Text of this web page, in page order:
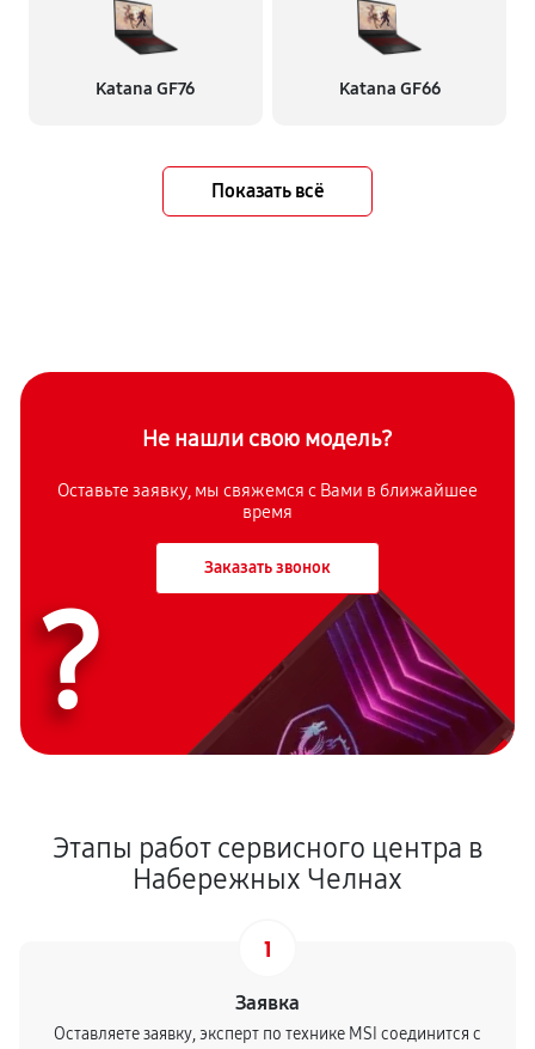
Katana GF76 Katana GF66
Показать всё
Не нашли свою модель?
Оставьте заявку, мы свяжемся с Вами в ближайшее
время
Заказать звонок
?
Этапы работ сервисного центра в
Набережных Челнах
1
Заявка
Оставляете заявку, эксперт по технике MSI соединится с